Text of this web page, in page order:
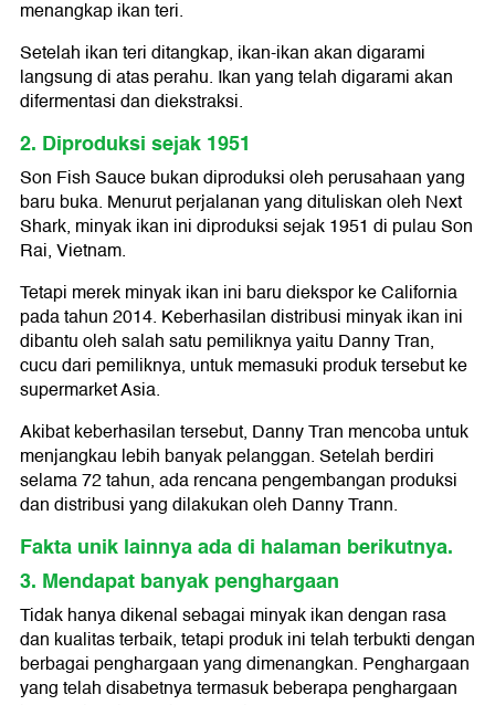
menangkap ikan teri.
Setelah ikan teri ditangkap, ikan-ikan akan digarami
langsung di atas perahu. Ikan yang telah digarami akan
difermentasi dan diekstraksi.
2. Diproduksi sejak 1951
Son Fish Sauce bukan diproduksi oleh perusahaan yang
baru buka. Menurut perjalanan yang dituliskan oleh Next
Shark, minyak ikan ini diproduksi sejak 1951 di pulau Son
Rai, Vietnam.
Tetapi merek minyak ikan ini baru diekspor ke California
pada tahun 2014. Keberhasilan distribusi minyak ikan ini
dibantu oleh salah satu pemiliknya yaitu Danny Tran,
cucu dari pemiliknya, untuk memasuki produk tersebut ke
supermarket Asia.
Akibat keberhasilan tersebut, Danny Tran mencoba untuk
menjangkau lebih banyak pelanggan. Setelah berdiri
selama 72 tahun, ada rencana pengembangan produksi
dan distribusi yang dilakukan oleh Danny Trann.
Fakta unik lainnya ada di halaman berikutnya.
3. Mendapat banyak penghargaan
Tidak hanya dikenal sebagai minyak ikan dengan rasa
dan kualitas terbaik, tetapi produk ini telah terbukti dengan
berbagai penghargaan yang dimenangkan. Penghargaan
yang telah disabetnya termasuk beberapa penghargaan